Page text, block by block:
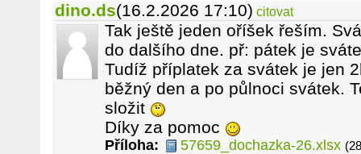
dino.ds(16.2.2026 17:10) citovat
Tak ještě jeden oříšek řeším.
do dalšího dne. př: pátek je
Tudíž příplatek za svátek je jen
běžný den a po půlnoci svátek.
složit
Díky za pomoc
Příloha: 57659_dochazka-26.xlsx